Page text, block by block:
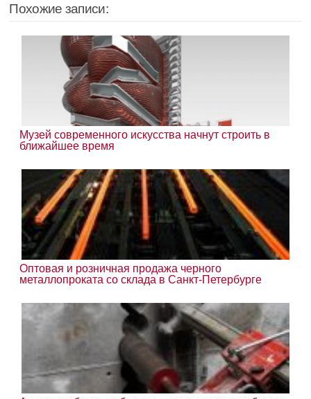
Похожие записи:
Музей современного искусства начнут строить в
ближайшее время
Оптовая и розничная продажа черного
металлопроката со склада в Санкт-Петербурге